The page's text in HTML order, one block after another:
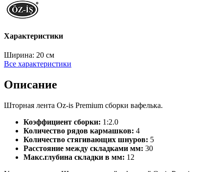
Характеристики
Ширина: 20 см
Все характеристики
Описание
Шторная лента Oz-is Premium сборки вафелька.
Коэффициент сборки: 1:2.0
Количество рядов кармашков: 4
Количество стягивающих шнуров: 5
Расстояние между складками мм: 30
Макс.глубина складки в мм: 12